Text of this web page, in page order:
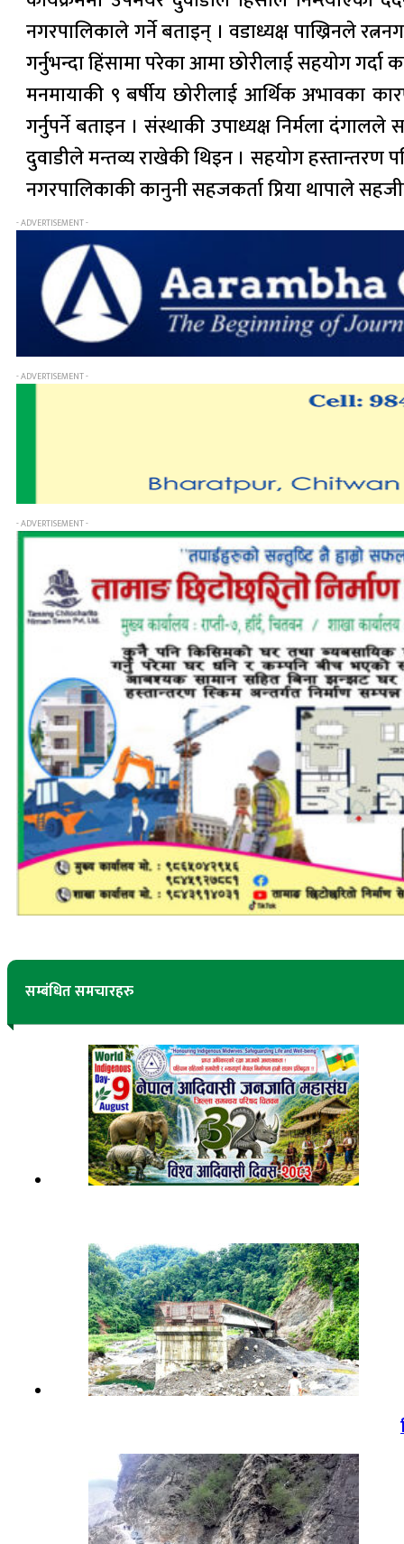
नगरपालिकाले गर्ने बताइन् । वडाध्यक्ष पाख्रिनले
गर्नुभन्दा हिंसामा परेका आमा छोरीलाई सहयोग
मनमायाकी ९ बर्षीय छोरीलाई आर्थिक अभावका
गर्नुपर्ने बताइन । संस्थाकी उपाध्यक्ष निर्मला
दुवाडीले मन्तव्य राखेकी थिइन । सहयोग हस्तान्तरण
नगरपालिकाकी कानुनी सहजकर्ता प्रिया थापाले
- ADVERTISEMENT -
- ADVERTISEMENT -
- ADVERTISEMENT -
सम्बंधित समचारहरु